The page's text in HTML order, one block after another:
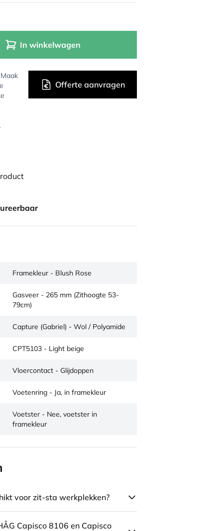
In winkelwagen
Offerte aanvragen
Framekleur - Blush Rose
Gasveer - 265 mm (Zithoogte 53-
79cm)
Capture (Gabriel) - Wol / Polyamide
CPT5103 - Light beige
Vloercontact - Glijdoppen
Voetenring - Ja, in framekleur
Voetster - Nee, voetster in
framekleur
voor zit-sta werkplekken?
Capisco 8106 en Capisco